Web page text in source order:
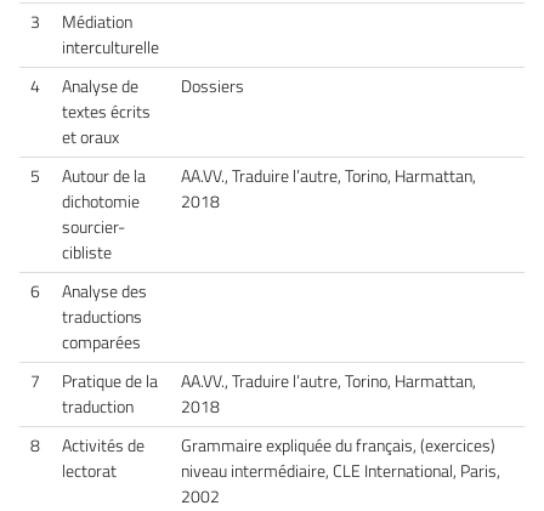
3
Médiation
interculturelle
4
Analyse de
textes écrits
et oraux
Dossiers
5
Autour de la
dichotomie
sourcier-
cibliste
AA.VV., Traduire l’autre, Torino, Harmattan,
2018
6
Analyse des
traductions
comparées
7
Pratique de la
traduction
AA.VV., Traduire l’autre, Torino, Harmattan,
2018
8
Activités de
lectorat
Grammaire expliquée du français, (exercices)
niveau intermédiaire, CLE International, Paris,
2002